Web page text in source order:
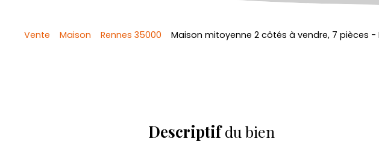
Vente Maison Rennes 35000 Maison mitoyenne 2 côtés à vendre, 7 pièces -
Descriptifdu bien